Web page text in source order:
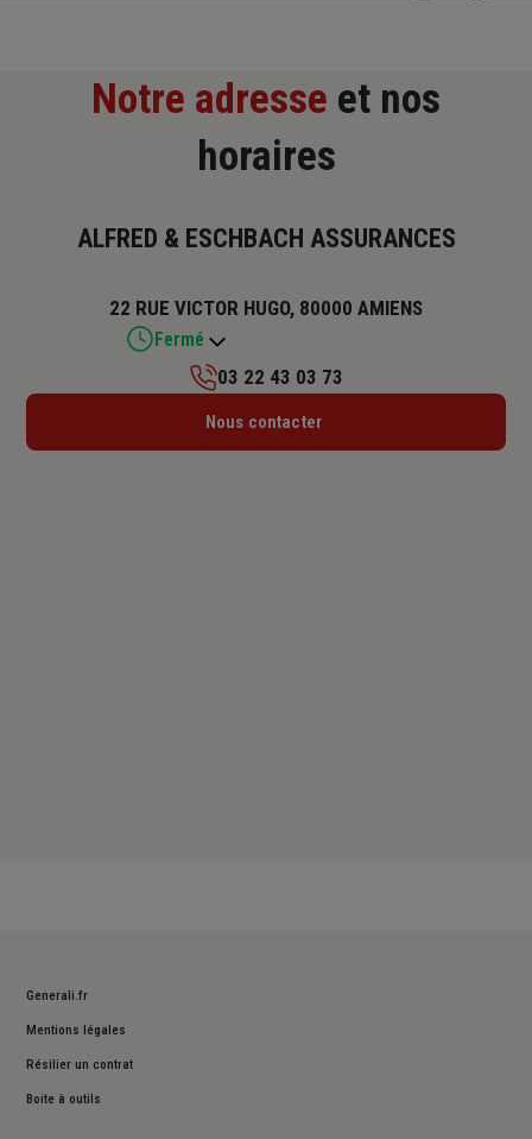
Notre adresse et nos
horaires
ALFRED & ESCHBACH ASSURANCES
22 RUE VICTOR HUGO, 80000 AMIENS
Fermé
Lundi : 10h – 12h / 14h – 18h
03 22 43 03 73
Nous contacter
Generali.fr
Mentions légales
Résilier un contrat
Boite à outils